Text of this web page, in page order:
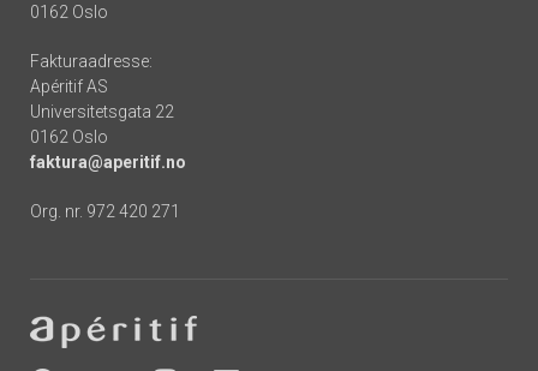
0162 Oslo
Fakturaadresse:
Apéritif AS
Universitetsgata 22
0162 Oslo
faktura@aperitif.no
Org. nr. 972 420 271
-